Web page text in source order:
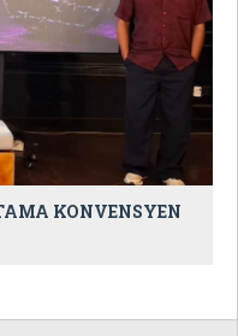
KONVENSYEN